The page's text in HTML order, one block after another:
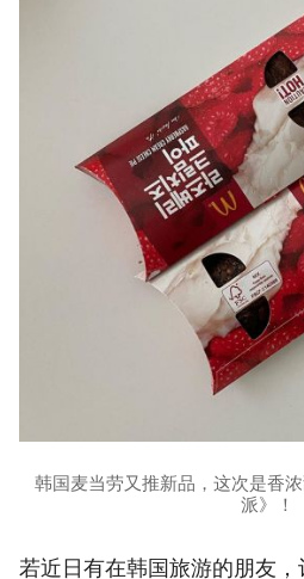
韩国麦当劳又推新品，这次是香
派》！
若近日有在韩国旅游的朋友